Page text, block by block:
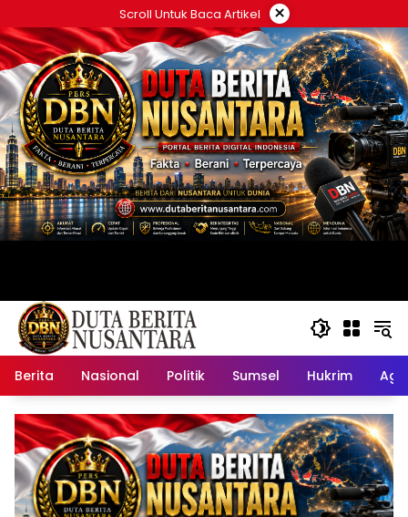
ke
konten
Scroll Untuk Baca Artikel ×
Berita Nasional Politik Sumsel Hukrim